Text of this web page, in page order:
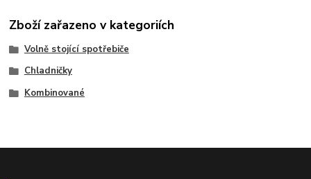
Zboží zařazeno v kategoriích
Volně stojící spotřebiče
Chladničky
Kombinované